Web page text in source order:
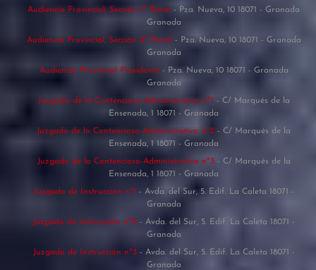
Audiencia Provincial, Sección 1ª Penal - Pza. Nueva, 10 18071 - Granada
Granada
Audiencia Provincial, Sección 2ª Penal - Pza. Nueva, 10 18071 - Granada
Granada
Audiencia Provincial Presidente - Pza. Nueva, 10 18071 - Granada
Granada
Juzgado de lo Contencioso-Administrativo nº1 - C/ Marqués de la
Ensenada, 1 18071 - Granada
Juzgado de lo Contencioso-Administrativo nº2 - C/ Marqués de la
Ensenada, 1 18071 - Granada
Juzgado de lo Contencioso-Administrativo nº3 - C/ Marqués de la
Ensenada, 1 18071 - Granada
Juzgado de Instrucción nº1 - Avda. del Sur, 5. Edif. La Caleta 18071 -
Granada
Juzgado de Instrucción nº2 - Avda. del Sur, 5. Edif. La Caleta 18071 -
Granada
Juzgado de Instrucción nº3 - Avda. del Sur, 5. Edif. La Caleta 18071 -
Granada